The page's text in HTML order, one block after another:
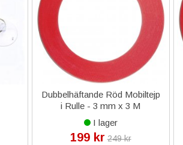
Dubbelhäftande Röd Mobiltejp
i Rulle - 3 mm x 3 M
I lager
199 kr 249 kr